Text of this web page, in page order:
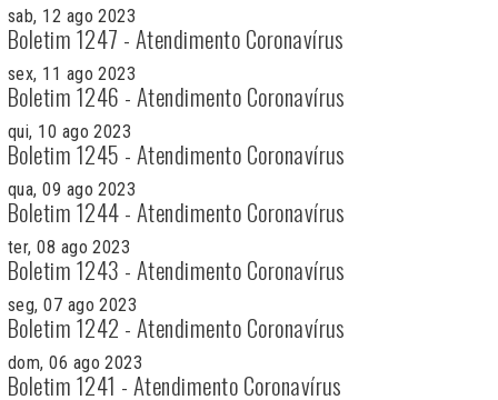
sab, 12 ago 2023
Boletim 1247 - Atendimento Coronavírus
sex, 11 ago 2023
Boletim 1246 - Atendimento Coronavírus
qui, 10 ago 2023
Boletim 1245 - Atendimento Coronavírus
qua, 09 ago 2023
Boletim 1244 - Atendimento Coronavírus
ter, 08 ago 2023
Boletim 1243 - Atendimento Coronavírus
seg, 07 ago 2023
Boletim 1242 - Atendimento Coronavírus
dom, 06 ago 2023
Boletim 1241 - Atendimento Coronavírus